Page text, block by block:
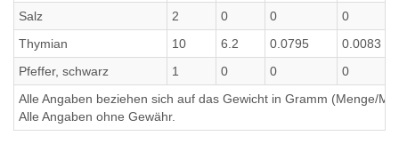
Salz
2 0 0 0
Thymian
10 6.2 0.0795 0.0083
Pfeffer, schwarz
1 0 0 0
Alle Angaben beziehen sich auf das Gewicht in Gramm (Menge/
Alle Angaben ohne Gewähr.